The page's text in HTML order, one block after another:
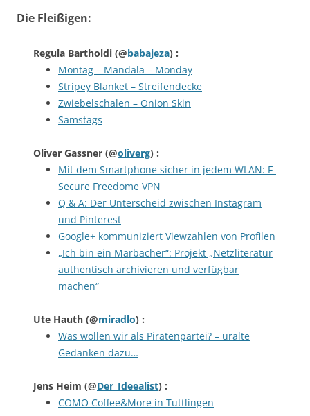
Die Fleißigen:
Regula Bartholdi (@babajeza) :
Montag – Mandala – Monday
Stripey Blanket – Streifendecke
Zwiebelschalen – Onion Skin
Samstags
Oliver Gassner (@oliverg) :
Mit dem Smartphone sicher in jedem WLAN: F-
Secure Freedome VPN
Q & A: Der Unterscheid zwischen Instagram
und Pinterest
Google+ kommuniziert Viewzahlen von Profilen
„Ich bin ein Marbacher“: Projekt „Netzliteratur
authentisch archivieren und verfügbar
machen“
Ute Hauth (@miradlo) :
Was wollen wir als Piratenpartei? – uralte
Gedanken dazu…
Jens Heim (@Der_Ideealist) :
COMO Coffee&More in Tuttlingen